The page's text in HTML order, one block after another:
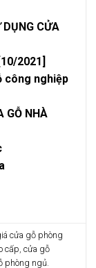
DỤNG CỬA
2021]
công nghiệp
GỖ NHÀ
cửa gỗ phòng
cấp ,cửa gỗ
phòng ngủ